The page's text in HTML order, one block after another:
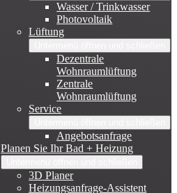
Wasser / Trinkwasser
Photovoltaik
Lüftung
Dezentrale
Wohnraumlüftung
Zentrale
Wohnraumlüftung
Service
Angebotsanfrage
Planen Sie Ihr Bad + Heizung
3D Planer
Heizungsanfrage-Assistent